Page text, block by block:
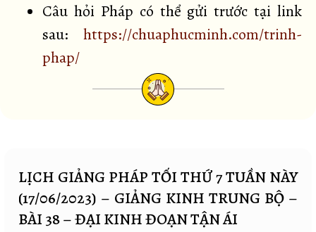
Câu hỏi Pháp có thể gửi trước tại link
sau: https://chuaphucminh.com/trinh-
phap/
LỊCH GIẢNG PHÁP TỐI THỨ 7 TUẦN NÀY
(17/06/2023) – GIẢNG KINH TRUNG BỘ –
BÀI 38 – ĐẠI KINH ĐOẠN TẬN ÁI